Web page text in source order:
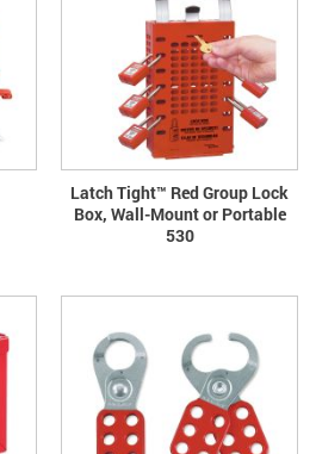
Latch Tight™ Red Group Lock
Box, Wall-Mount or Portable
530